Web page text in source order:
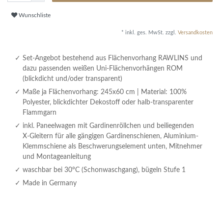
Wunschliste
* inkl. ges. MwSt. zzgl. Versandkosten
Set-Angebot bestehend aus Flächenvorhang RAWLINS und
dazu passenden weißen Uni-Flächenvorhängen ROM
(blickdicht und/oder transparent)
Maße ja Flächenvorhang: 245x60 cm | Material: 100%
Polyester, blickdichter Dekostoff oder halb-transparenter
Flammgarn
inkl. Paneelwagen mit Gardinenröllchen und beiliegenden
X-Gleitern für alle gängigen Gardinenschienen, Aluminium-
Klemmschiene als Beschwerungselement unten, Mitnehmer
und Montageanleitung
waschbar bei 30°C (Schonwaschgang), bügeln Stufe 1
Made in Germany